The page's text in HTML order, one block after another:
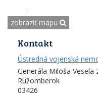
zobraziť mapu
Kontakt
Ústredná vojenská
Generála Miloša Vesela
Ružomberok
03426